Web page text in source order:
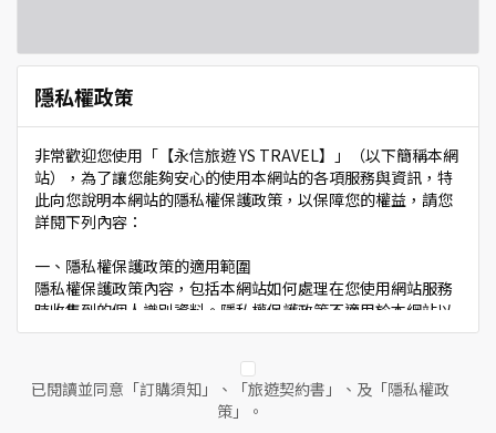
隱私權政策
非常歡迎您使用「【永信旅遊 YS TRAVEL】」（以下簡稱本網
站），為了讓您能夠安心的使用本網站的各項服務與資訊，特
此向您說明本網站的隱私權保護政策，以保障您的權益，請您
詳閱下列內容：
一、隱私權保護政策的適用範圍
隱私權保護政策內容，包括本網站如何處理在您使用網站服務
時收集到的個人識別資料。隱私權保護政策不適用於本網站以
外的相關連結網站，也不適用於非本網站所委託或參與管理的
二、個人資料的蒐集、處理及利用方式
當您造訪本網站或使用本網站所提供之功能服務時，我們將視
已閱讀並同意「訂購須知」、「旅遊契約書」、及「隱私權政
策」。